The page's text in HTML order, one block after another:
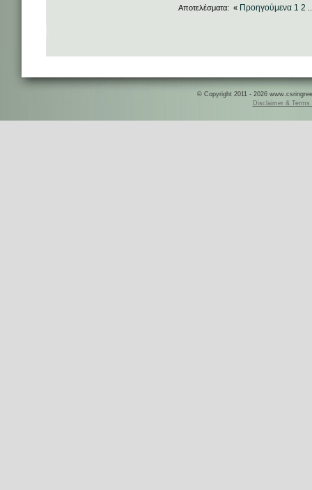
Αποτελέσματα: « Προηγούμενα 1 2
© Copyright 2011 - 2026
Disclaimer & Terms